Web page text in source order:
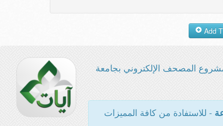
المصحف الإلكتروني بجامعة
- للاستفادة من كافة المميزات